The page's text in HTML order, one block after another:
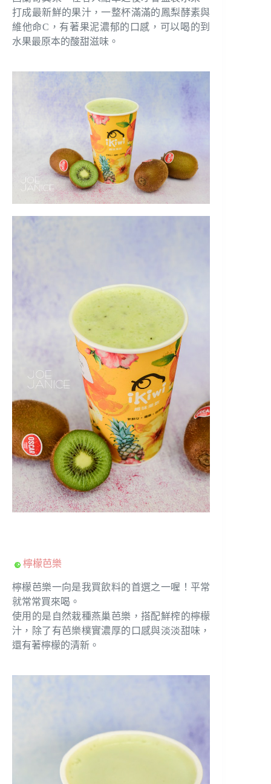
打成最新鮮的果汁，一整杯滿滿的鳳梨酵素與
維他命C，有著果泥濃郁的口感，可以喝的到
水果最原本的酸甜滋味。
檸檬芭樂
檸檬芭樂一向是我買飲料的首選之一喔！平常
就常常買來喝。
使用的是自然栽種燕巢芭樂，搭配鮮榨的檸檬
汁，除了有芭樂樸實濃厚的口感與淡淡甜味，
還有著檸檬的清新。